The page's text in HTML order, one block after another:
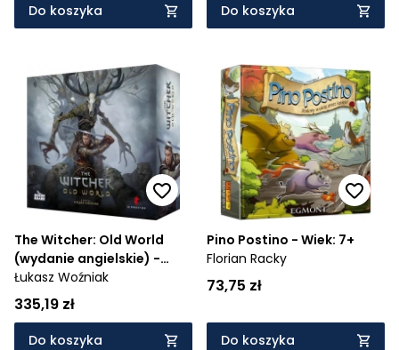
Do koszyka Do koszyka
The Witcher: Old World
(wydanie angielskie) -
Wiek: 16+
Łukasz Woźniak
335,19 zł
Do koszyka
Pino Postino - Wiek: 7+
Florian Racky
73,75 zł
Do koszyka